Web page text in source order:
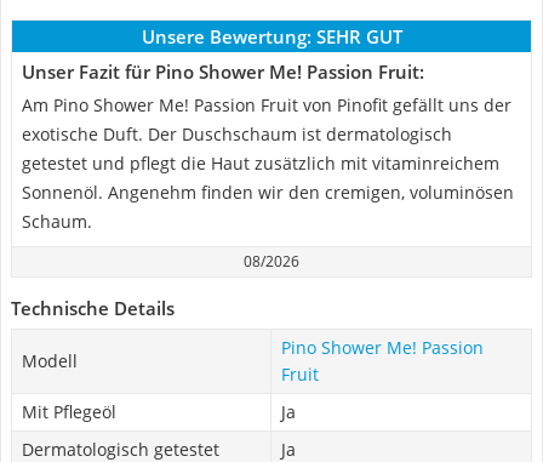
Unsere Bewertung: SEHR GUT
Unser Fazit für Pino Shower Me! Passion Fruit:
Am Pino Shower Me! Passion Fruit von Pinofit gefällt uns der
exotische Duft. Der Duschschaum ist dermatologisch
getestet und pflegt die Haut zusätzlich mit vitaminreichem
Sonnenöl. Angenehm finden wir den cremigen, voluminösen
Schaum.
08/2026
Technische Details
Modell
Pino Shower Me! Passion
Fruit
Mit Pflegeöl
Ja
Dermatologisch getestet
Ja